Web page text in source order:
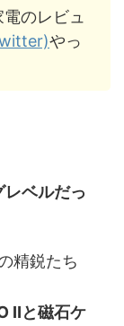
のレビュ
やっ
ベルだっ
精鋭たち
Ⅱと磁石ケ